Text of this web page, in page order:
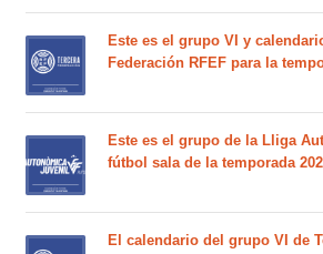
Este es el grupo VI y
Federación RFEF para la
Este es el grupo de la Lliga
fútbol sala de la temporada
El calendario del grupo VI de